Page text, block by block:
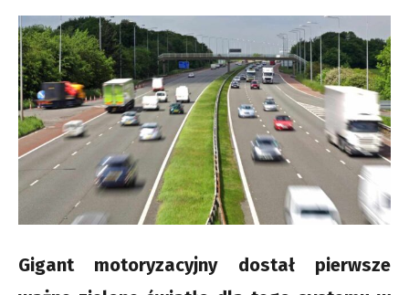
Gigant motoryzacyjny dostał pierwsze